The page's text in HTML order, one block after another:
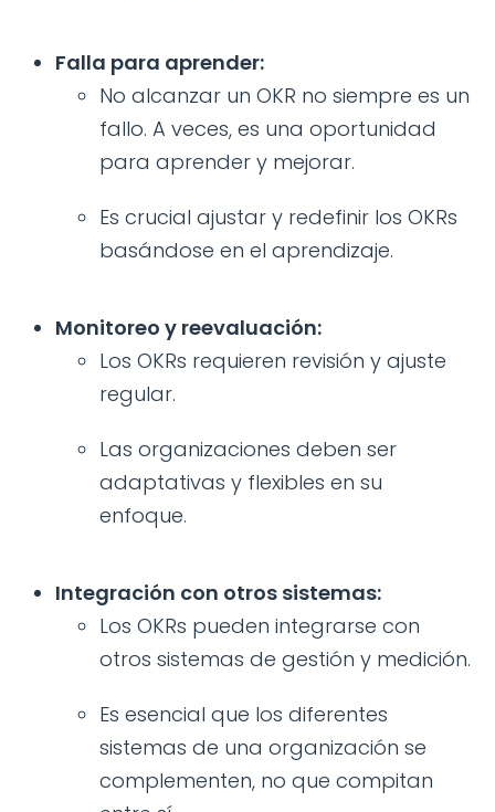
Falla para aprender:
No alcanzar un OKR no siempre es un
fallo. A veces, es una oportunidad
para aprender y mejorar.
Es crucial ajustar y redefinir los OKRs
basándose en el aprendizaje.
Monitoreo y reevaluación:
Los OKRs requieren revisión y ajuste
regular.
Las organizaciones deben ser
adaptativas y flexibles en su
enfoque.
Integración con otros sistemas:
Los OKRs pueden integrarse con
otros sistemas de gestión y medición.
Es esencial que los diferentes
sistemas de una organización se
complementen, no que compitan